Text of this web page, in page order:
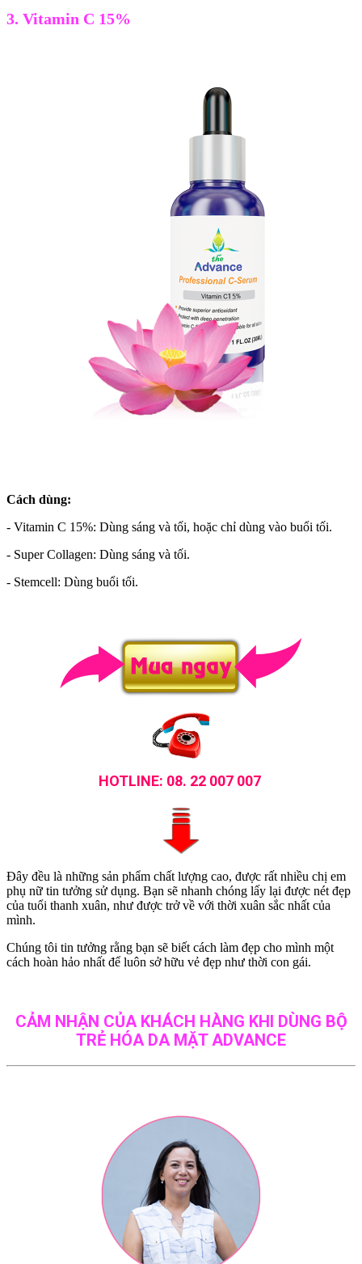
3. Vitamin C 15%
Cách dùng:
- Vitamin C 15%: Dùng sáng và tối, hoặc chỉ dùng vào buổi tối.
- Super Collagen: Dùng sáng và tối.
- Stemcell: Dùng buổi tối.
HOTLINE: 08. 22 007 007
Đây đều là những sản phẩm chất lượng cao, được rất nhiều chị em
phụ nữ tin tưởng sử dụng. Bạn sẽ nhanh chóng lấy lại được nét đẹp
của tuổi thanh xuân, như được trở về với thời xuân sắc nhất của
mình.
Chúng tôi tin tưởng rằng bạn sẽ biết cách làm đẹp cho mình một
cách hoàn hảo nhất để luôn sở hữu vẻ đẹp như thời con gái.
CẢM NHẬN CỦA KHÁCH HÀNG KHI DÙNG BỘ
TRẺ HÓA DA MẶT ADVANCE